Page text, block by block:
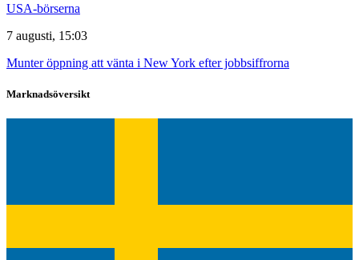
USA-börserna
7 augusti, 15:03
Munter öppning att vänta i New York efter jobbsiffrorna
Marknadsöversikt